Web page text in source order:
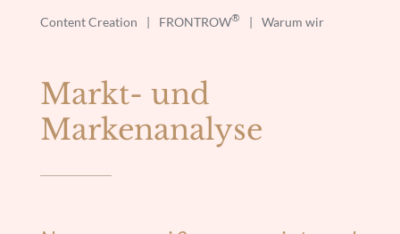
Content Creation FRONTROW® Warum wir
Markt- und
Markenanalyse